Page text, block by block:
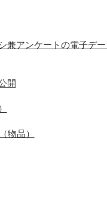
兼アンケートの電子デ
開
品）